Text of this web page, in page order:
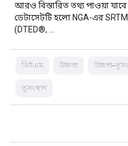
আরও বিস্তারিত তথ্য পাওয়া
ডেটাসেটটি হলো NGA-এর
(DTED®, …
ডিইএম উচ্চতা উচ্চতা-
ভূসংস্থান